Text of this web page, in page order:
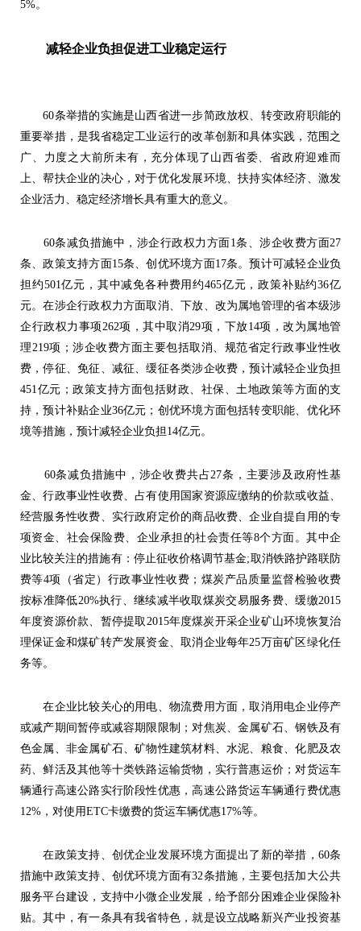
5%。
减轻企业负担促进工业稳定运行
60条举措的实施是山西省进一步简政放权、转变政府职能的
重要举措，是我省稳定工业运行的改革创新和具体实践，范围之
广、力度之大前所未有，充分体现了山西省委、省政府迎难而
上、帮扶企业的决心，对于优化发展环境、扶持实体经济、激发
企业活力、稳定经济增长具有重大的意义。
60条减负措施中，涉企行政权力方面1条、涉企收费方面27
条、政策支持方面15条、创优环境方面17条。预计可减轻企业负
担约501亿元，其中减免各种费用约465亿元，政策补贴约36亿
元。在涉企行政权力方面取消、下放、改为属地管理的省本级涉
企行政权力事项262项，其中取消29项，下放14项，改为属地管
理219项；涉企收费方面主要包括取消、规范省定行政事业性收
费，停征、免征、减征、缓征各类涉企收费，预计减轻企业负担
451亿元；政策支持方面包括财政、社保、土地政策等方面的支
持，预计补贴企业36亿元；创优环境方面包括转变职能、优化环
境等措施，预计减轻企业负担14亿元。
60条减负措施中，涉企收费共占27条，主要涉及政府性基
金、行政事业性收费、占有使用国家资源应缴纳的价款或收益、
经营服务性收费、实行政府定价的商品收费、企业自提自用的专
项资金、社会保险费、企业承担的社会责任等8个方面。其中企
业比较关注的措施有：停止征收价格调节基金;取消铁路护路联防
费等4项（省定）行政事业性收费；煤炭产品质量监督检验收费
按标准降低20%执行、继续减半收取煤炭交易服务费、缓缴2015
年度资源价款、暂停提取2015年度煤炭开采企业矿山环境恢复治
理保证金和煤矿转产发展资金、取消企业每年25万亩矿区绿化任
务等。
在企业比较关心的用电、物流费用方面，取消用电企业停产
或减产期间暂停或减容期限限制；对焦炭、金属矿石、钢铁及有
色金属、非金属矿石、矿物性建筑材料、水泥、粮食、化肥及农
药、鲜活及其他等十类铁路运输货物，实行普惠运价；对货运车
辆通行高速公路实行阶段性优惠，高速公路货运车辆通行费优惠
12%，对使用ETC卡缴费的货运车辆优惠17%等。
在政策支持、创优企业发展环境方面提出了新的举措，60条
措施中政策支持、创优环境方面有32条措施，主要包括加大公共
服务平台建设，支持中小微企业发展，给予部分困难企业保险补
贴。其中，有一条具有我省特色，就是设立战略新兴产业投资基